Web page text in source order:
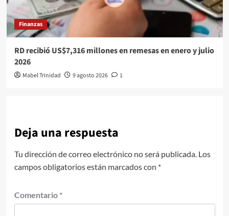
Finanzas
RD recibió US$7,316 millones en remesas en enero y julio
2026
Mabel Trinidad 9 agosto 2026 1
Deja una respuesta
Tu dirección de correo electrónico no será publicada. Los
campos obligatorios están marcados con *
Comentario *